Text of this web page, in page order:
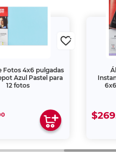
Fotos 4x6 pulgadas
Azul Pastel para
12 fotos